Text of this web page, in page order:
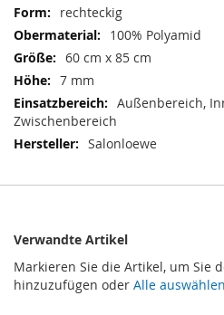
rechteckig
100% Polyamid
60 cm x 85 cm
7 mm
Außenbereich,
Zwischenbereich
Salonloewe
Verwandte Artikel
Markieren Sie die Artikel, um Sie
hinzuzufügen oder Alle auswählen